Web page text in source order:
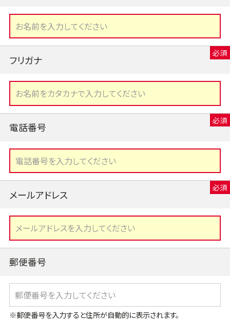
フリガナ
電話番号
メールアドレス
郵便番号
※郵便番号を入力すると住所が自動的に表示されます。